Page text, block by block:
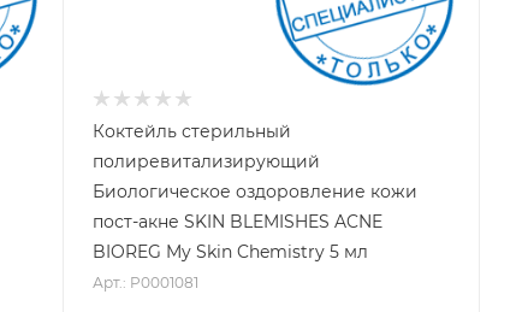
Коктейль стерильный
полиревитализирующий
Биологическое оздоровление кожи
пост-акне SKIN BLEMISHES ACNE
BIOREG My Skin Chemistry 5 мл
Арт.: P0001081